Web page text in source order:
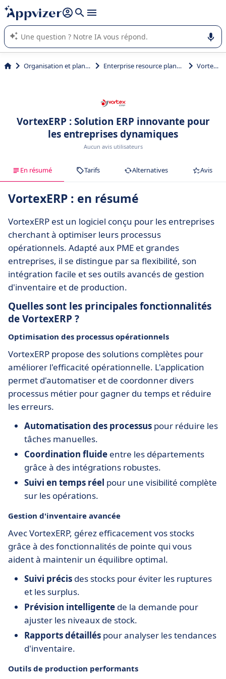
répondre (plusieurs lignes avec
L'IA de Appvizer vous guide dans l'utilisation ou la sélection de
logiciel SaaS en entreprise.
Organisation et planification Enterprise resource planning (ERP) VortexERP
VortexERP : Solution ERP innovante pour
les entreprises dynamiques
Aucun avis utilisateurs
En résumé Tarifs Alternatives Avis
VortexERP : en résumé
VortexERP est un logiciel conçu pour les entreprises
cherchant à optimiser leurs processus
opérationnels. Adapté aux PME et grandes
entreprises, il se distingue par sa flexibilité, son
intégration facile et ses outils avancés de gestion
d'inventaire et de production.
Quelles sont les principales fonctionnalités
de VortexERP ?
Optimisation des processus opérationnels
VortexERP propose des solutions complètes pour
améliorer l'efficacité opérationnelle. L'application
permet d'automatiser et de coordonner divers
processus métier pour gagner du temps et réduire
les erreurs.
Automatisation des processus pour réduire les
tâches manuelles.
Coordination fluide entre les départements
grâce à des intégrations robustes.
Suivi en temps réel pour une visibilité complète
sur les opérations.
Gestion d'inventaire avancée
Avec VortexERP, gérez efficacement vos stocks
grâce à des fonctionnalités de pointe qui vous
aident à maintenir un équilibre optimal.
Suivi précis des stocks pour éviter les ruptures
et les surplus.
Prévision intelligente de la demande pour
ajuster les niveaux de stock.
Rapports détaillés pour analyser les tendances
d'inventaire.
Outils de production performants